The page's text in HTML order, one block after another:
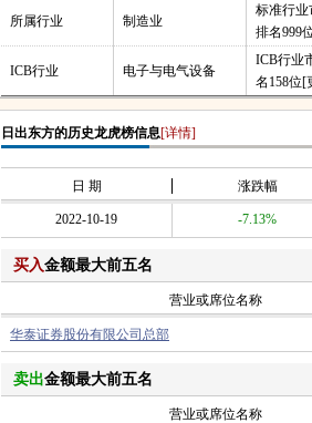
所属行业 制造业
标准行业
排名999
ICB行业 电子与电气设备
ICB行业
名158位[
日出东方的历史龙虎榜信息[详情]
日 期 涨跌幅
2022-10-19 -7.13%
买入金额最大前五名
营业或席位名称
华泰证券股份有限公司总部
卖出金额最大前五名
营业或席位名称